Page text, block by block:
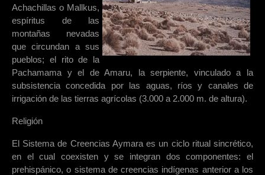
Achachillas o Mallkus,
espíritus de las
montañas nevadas
que circundan a sus
pueblos; el rito de la
Pachamama y el de Amaru, la serpiente, vinculado a la
subsistencia concedida por las aguas, ríos y canales de
irrigación de las tierras agrícolas (3.000 a 2.000 m. de altura).
Religión
El Sistema de Creencias Aymara es un ciclo ritual sincrético,
en el cual coexisten y se integran dos componentes: el
prehispánico, o sistema de creencias indígenas anterior a los